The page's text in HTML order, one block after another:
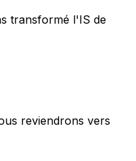
transformé l'IS de
reviendrons vers